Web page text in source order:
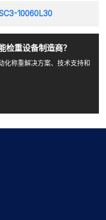
10060L30
检重设备制造商？
化称重解决方案、技术支持和